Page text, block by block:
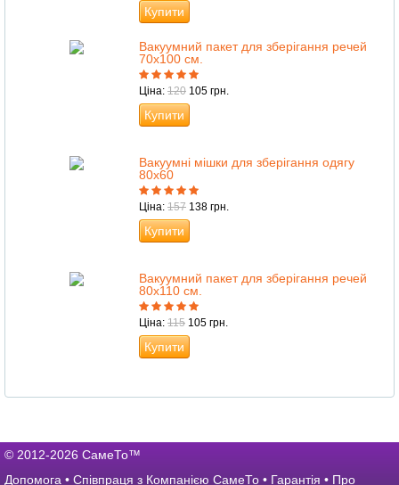
Купити
Вакуумний пакет для зберігання речей
70х100 см.
Ціна: 120 105 грн.
Купити
Вакуумні мішки для зберігання одягу
80х60
Ціна: 157 138 грн.
Купити
Вакуумний пакет для зберігання речей
80х110 см.
Ціна: 115 105 грн.
Купити
© 2012-2026 СамеТо™
Допомога • Співпраця з Компанією СамеТо • Гарантія • Про